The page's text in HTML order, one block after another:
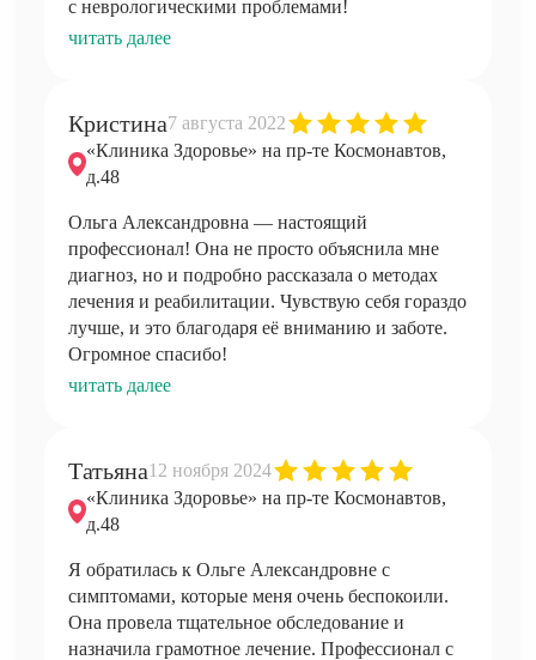
с неврологическими проблемами!
читать далее
Кристина7 августа 2022
«Клиника Здоровье» на пр-те Космонавтов,
д.48
Ольга Александровна — настоящий
профессионал! Она не просто объяснила мне
диагноз, но и подробно рассказала о методах
лечения и реабилитации. Чувствую себя гораздо
лучше, и это благодаря её вниманию и заботе.
Огромное спасибо!
читать далее
Татьяна12 ноября 2024
«Клиника Здоровье» на пр-те Космонавтов,
д.48
Я обратилась к Ольге Александровне с
симптомами, которые меня очень беспокоили.
Она провела тщательное обследование и
назначила грамотное лечение. Профессионал с